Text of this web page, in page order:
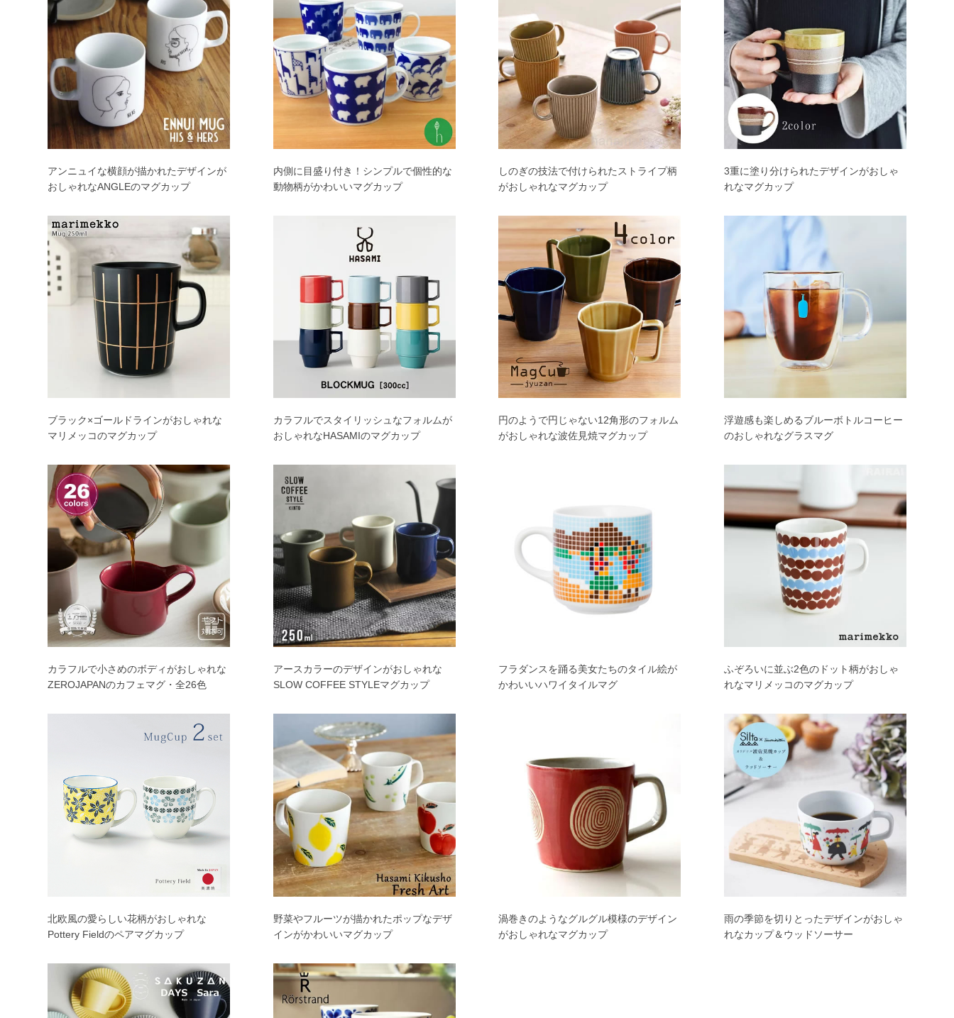
アンニュイな横顔が描かれたデザインが
おしゃれなANGLEのマグカップ
内側に目盛り付き！シンプルで個性的な
動物柄がかわいいマグカップ
しのぎの技法で付けられたストライプ柄
がおしゃれなマグカップ
3重に塗り分けられたデザインがおしゃ
れなマグカップ
ブラック×ゴールドラインがおしゃれな
マリメッコのマグカップ
カラフルでスタイリッシュなフォルムが
おしゃれなHASAMIのマグカップ
円のようで円じゃない12角形のフォルム
がおしゃれな波佐見焼マグカップ
浮遊感も楽しめるブルーボトルコーヒー
のおしゃれなグラスマグ
カラフルで小さめのボディがおしゃれな
ZEROJAPANのカフェマグ・全26色
アースカラーのデザインがおしゃれな
SLOW COFFEE STYLEマグカップ
フラダンスを踊る美女たちのタイル絵が
かわいいハワイタイルマグ
ふぞろいに並ぶ2色のドット柄がおしゃ
れなマリメッコのマグカップ
北欧風の愛らしい花柄がおしゃれな
Pottery Fieldのペアマグカップ
野菜やフルーツが描かれたポップなデザ
インがかわいいマグカップ
渦巻きのようなグルグル模様のデザイン
がおしゃれなマグカップ
雨の季節を切りとったデザインがおしゃ
れなカップ＆ウッドソーサー